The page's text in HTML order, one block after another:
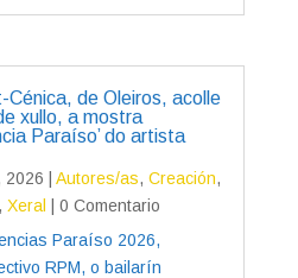
de Oleiros, acolle
xullo, a mostra
Paraíso’ do artista
2026 Autores/as, Creación,
, Xeral
| 0 Comentario
Paraíso 2026,
RPM, o bailarín